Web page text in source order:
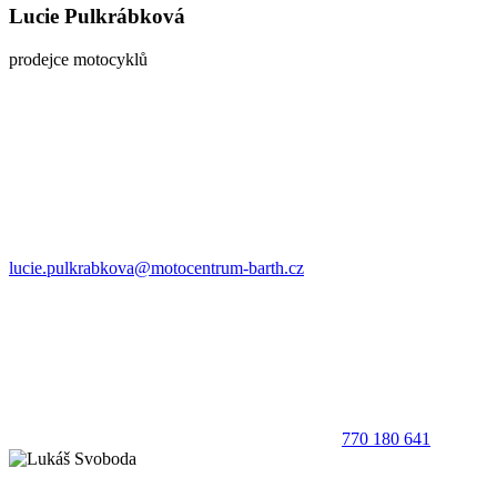
Lucie Pulkrábková
prodejce motocyklů
lucie.pulkrabkova@motocentrum-barth.cz
770 180 641